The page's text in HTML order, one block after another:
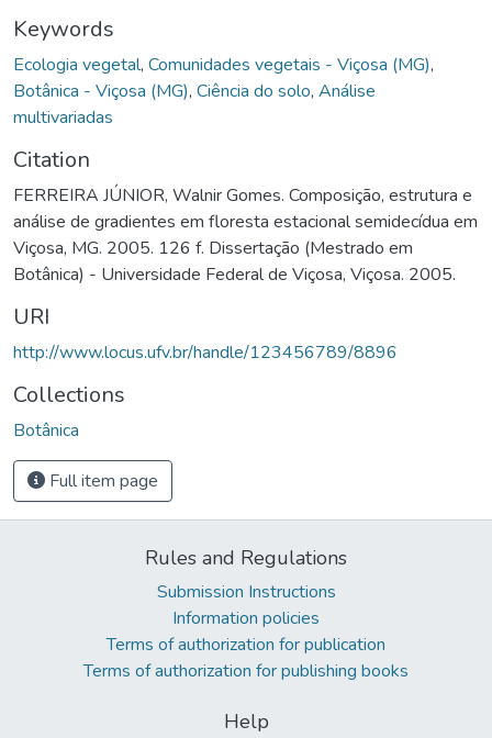
Keywords
Ecologia vegetal, Comunidades vegetais - Viçosa (MG),
Botânica - Viçosa (MG), Ciência do solo, Análise
multivariadas
Citation
FERREIRA JÚNIOR, Walnir Gomes. Composição, estrutura e
análise de gradientes em floresta estacional semidecídua em
Viçosa, MG. 2005. 126 f. Dissertação (Mestrado em
Botânica) - Universidade Federal de Viçosa, Viçosa. 2005.
URI
http://www.locus.ufv.br/handle/123456789/8896
Collections
Botânica
Full item page
Rules and Regulations
Submission Instructions
Information policies
Terms of authorization for publication
Terms of authorization for publishing books
Help